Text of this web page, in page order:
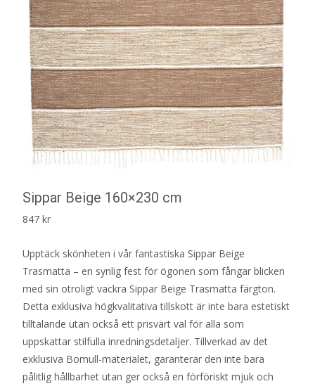
Sippar Beige 160×230 cm
847 kr
Upptäck skönheten i vår fantastiska Sippar Beige
Trasmatta – en synlig fest för ögonen som fångar blicken
med sin otroligt vackra Sippar Beige Trasmatta färgton.
Detta exklusiva högkvalitativa tillskott är inte bara estetiskt
tilltalande utan också ett prisvärt val för alla som
uppskattar stilfulla inredningsdetaljer. Tillverkad av det
exklusiva Bomull-materialet, garanterar den inte bara
pålitlig hållbarhet utan ger också en förföriskt mjuk och